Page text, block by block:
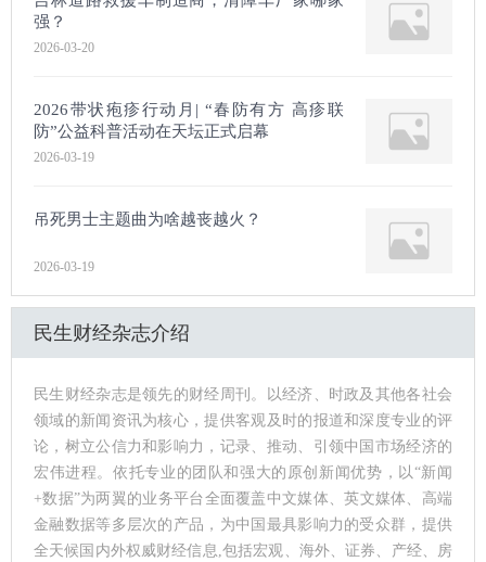
强？
2026-03-20
2026带状疱疹行动月| “春防有方 高疹联
防”公益科普活动在天坛正式启幕
2026-03-19
吊死男士主题曲为啥越丧越火？
2026-03-19
民生财经杂志介绍
民生财经杂志是领先的财经周刊。以经济、时政及其他各社会
领域的新闻资讯为核心，提供客观及时的报道和深度专业的评
论，树立公信力和影响力，记录、推动、引领中国市场经济的
宏伟进程。依托专业的团队和强大的原创新闻优势，以“新闻
+数据”为两翼的业务平台全面覆盖中文媒体、英文媒体、高端
金融数据等多层次的产品，为中国最具影响力的受众群，提供
全天候国内外权威财经信息,包括宏观、海外、证券、产经、房